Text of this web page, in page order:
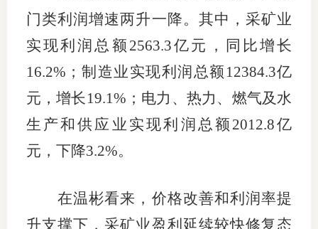
门类利润增速两升一降。其中，采矿业
实现利润总额2563.3亿元，同比增长
16.2%；制造业实现利润总额12384.3亿
元，增长19.1%；电力、热力、燃气及水
生产和供应业实现利润总额2012.8亿
元，下降3.2%。
在温彬看来，价格改善和利润率提
升支撑下，采矿业盈利延续较快修复态